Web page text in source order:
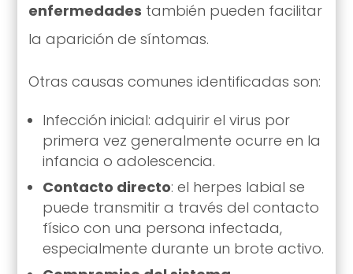
enfermedades también pueden facilitar
la aparición de síntomas.
Otras causas comunes identificadas son:
Infección inicial: adquirir el virus por
primera vez generalmente ocurre en la
infancia o adolescencia.
Contacto directo: el herpes labial se
puede transmitir a través del contacto
físico con una persona infectada,
especialmente durante un brote activo.